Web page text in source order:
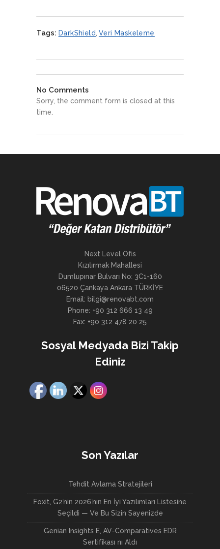
Tags: DarkShield, Veri Maskeleme
No Comments
Sorry, the comment form is closed at this
time.
Next Level Ofis
Kızılırmak Mahallesi
Dumlupınar Bulvarı No: 3C1-160
06520 Çankaya Ankara TÜRKİYE
Email: bilgi@renovabt.com
Phone: +90 312 666 13 49
Fax: +90 312 478 20 25
Sosyal Medyada Bizi Takip
Ediniz
Son Yazılar
Tehdit Avlama Stratejileri
Foxit, G2’nin 2026’nın En İyi Yazılımları Listesine
Seçildi — Ve Bu Sizin Sayenizde
Genian Insights E, AV-Comparatives EDR
Sertifikası nı Aldı